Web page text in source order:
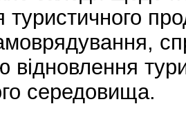
відновлення
середовища.